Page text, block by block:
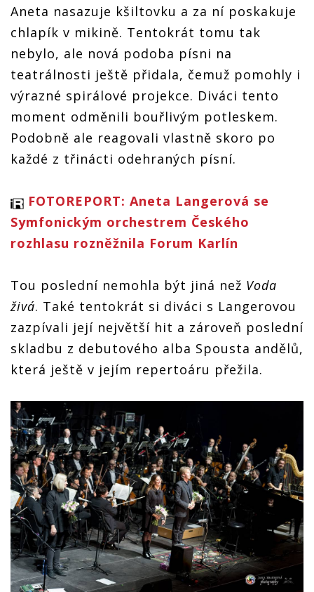
Aneta nasazuje kšiltovku a za ní poskakuje
chlapík v mikině. Tentokrát tomu tak
nebylo, ale nová podoba písni na
teatrálnosti ještě přidala, čemuž pomohly i
výrazné spirálové projekce. Diváci tento
moment odměnili bouřlivým potleskem.
Podobně ale reagovali vlastně skoro po
každé z třinácti odehraných písní.
FOTOREPORT: Aneta Langerová se
Symfonickým orchestrem Českého
rozhlasu rozněžnila Forum Karlín
Tou poslední nemohla být jiná než Voda
živá. Také tentokrát si diváci s Langerovou
zazpívali její největší hit a zároveň poslední
skladbu z debutového alba Spousta andělů,
která ještě v jejím repertoáru přežila.